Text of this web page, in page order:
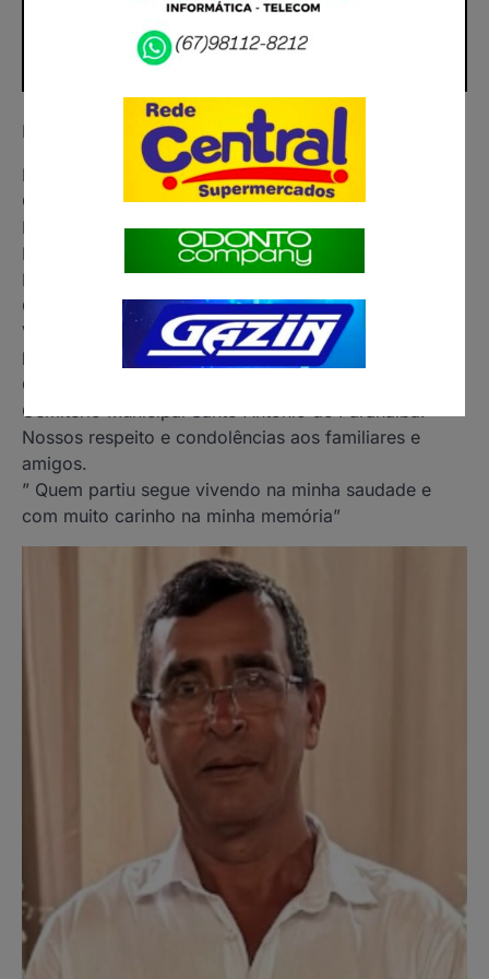
Nota de Falecimento.
Faleceu hoje 02.07.2026 na cidade de Campo
Grande aos 67 anos de idade o senhor Delevaine
Pedro Rosa conhecido Neno, Pai da Mônica e do
Deneon conhecido Paquinha, Irmão do Deloar,
Denovan e da Deleana.
O corpo será velado amanhã 03.07.2026 na Casa de
Velório Pax-Vida do centro sala 02 à partir das 6:00
horas da manhã.
O sepultamento será amanhã às 10:00 horas no
Cemitério Municipal Santo Antonio de Paranaíba.
Nossos respeito e condolências aos familiares e
amigos.
” Quem partiu segue vivendo na minha saudade e
com muito carinho na minha memória”